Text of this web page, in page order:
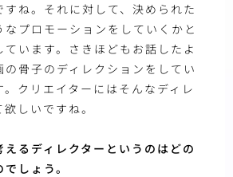
すね。それに対して、決められた
プロモーションをしていくかと
ています。さきほどもお話したよ
の骨子のディレクションをしてい
。クリエイターにはそんなディレ
しいですね。
るディレクターというのはどの
しょう。